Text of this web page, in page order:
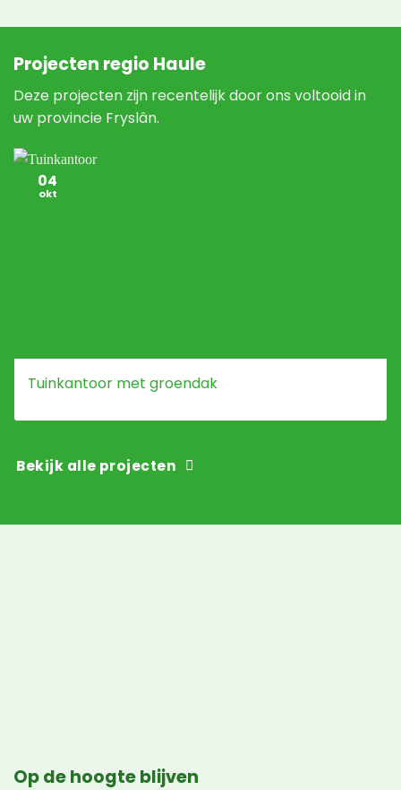
Projecten regio Haule
Deze projecten zijn recentelijk door ons voltooid in
uw provincie Fryslân.
Tuinkantoor met groendak
04
okt
Bekijk alle projecten
Op de hoogte blijven